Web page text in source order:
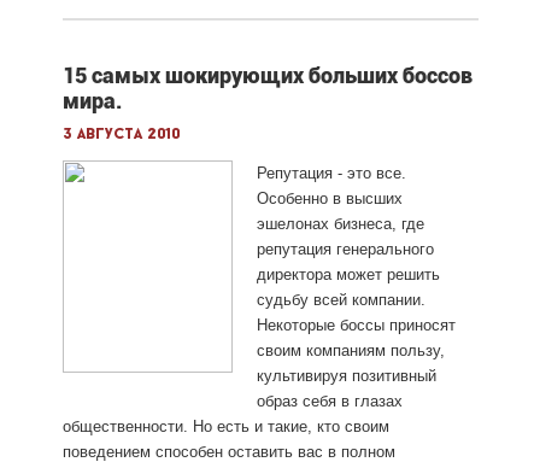
15 самых шокирующих больших боссов
мира.
3 августа 2010
Репутация - это все.
Особенно в высших
эшелонах бизнеса, где
репутация генерального
директора может решить
судьбу всей компании.
Некоторые боссы приносят
своим компаниям пользу,
культивируя позитивный
образ себя в глазах
общественности. Но есть и такие, кто своим
поведением способен оставить вас в полном